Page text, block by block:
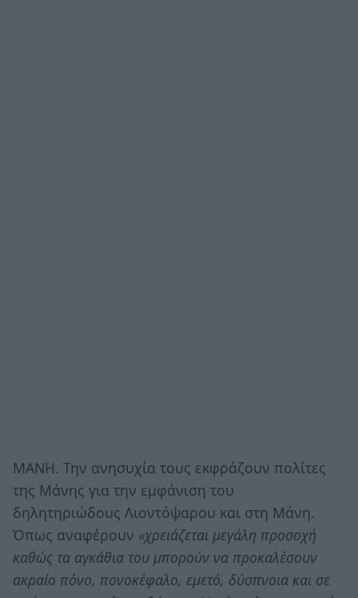
ΜΑΝΗ. Την ανησυχία τους εκφράζουν πολίτες
της Μάνης για την εμφάνιση του
δηλητηριώδους Λιοντόψαρου και στη Μάνη.
Όπως αναφέρουν «χρειάζεται μεγάλη προσοχή
καθώς τα αγκάθια του μπορούν να προκαλέσουν
ακραίο πόνο, πονοκέφαλο, εμετό, δύσπνοια και σε